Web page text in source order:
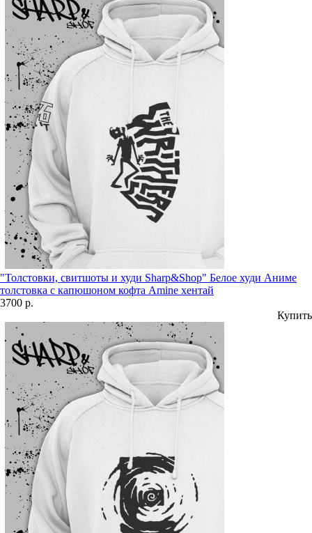
"Толстовки, свитшоты и худи Sharp&Shop" Белое худи Аниме
толстовка с капюшоном кофта Amine хентай
3700 р.
Купить